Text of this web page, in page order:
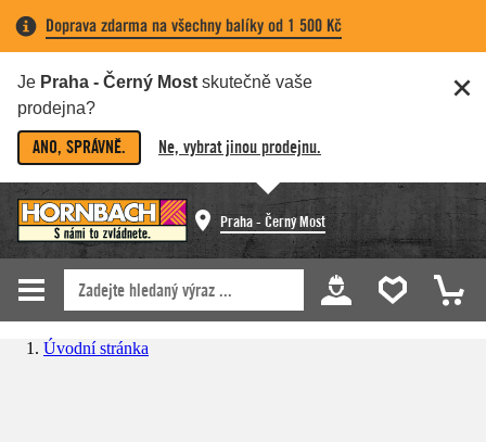
Doprava zdarma na všechny balíky od 1 500 Kč
Je Praha - Černý Most skutečně vaše
prodejna?
ANO, SPRÁVNĚ. Ne, vybrat jinou prodejnu.
Praha - Černý Most
Úvodní stránka